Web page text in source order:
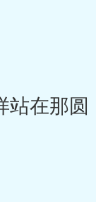
在那圆